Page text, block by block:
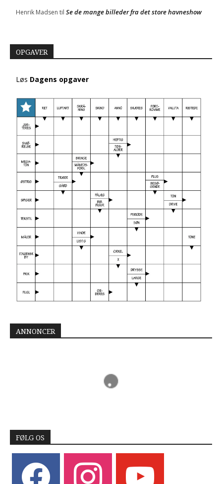
Henrik Madsen til Se de mange billeder fra det store havneshow
OPGAVER
Løs Dagens opgaver
ANNONCER
FØLG OS
instagram